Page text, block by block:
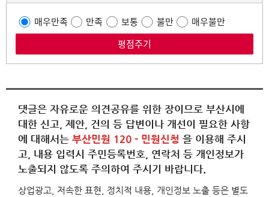
매우만족 만족 보통 불만 매우불만
댓글은 자유로운 의견공유를 위한 장이므로 부산시에
대한 신고, 제안, 건의 등 답변이나 개선이 필요한 사항
에 대해서는 부산민원 120 - 민원신청 을 이용해 주시
고, 내용 입력시 주민등록번호, 연락처 등 개인정보가
노출되지 않도록 주의하여 주시기 바랍니다.
상업광고, 저속한 표현, 정치적 내용, 개인정보 노출 등은 별도